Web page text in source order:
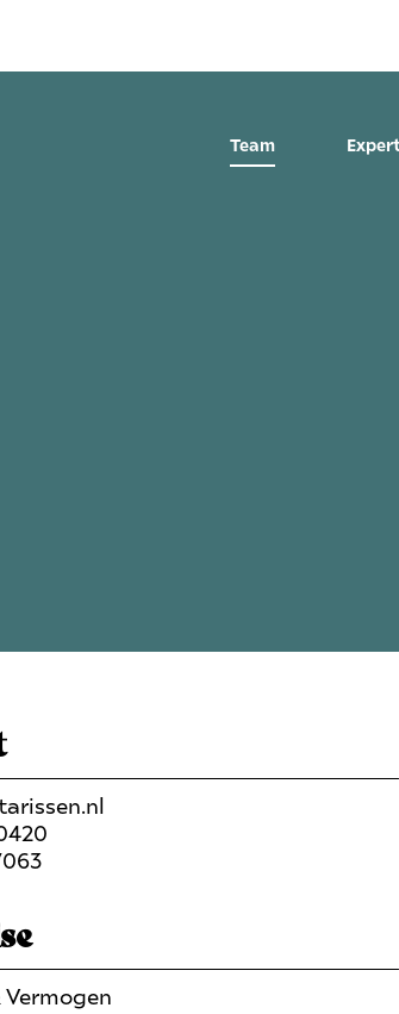
Team
Vermogen